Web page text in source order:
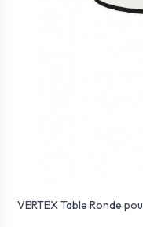
VERTEX Table Ronde